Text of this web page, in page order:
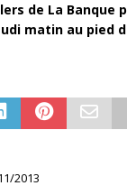
de La Banque
matin au pied
2013